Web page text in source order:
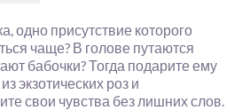
одно присутствие которого
чаще? В голове путаются
бабочки? Тогда подарите ему
экзотических роз и
свои чувства без лишних слов.